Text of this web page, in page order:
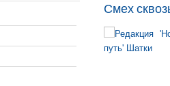
Смех